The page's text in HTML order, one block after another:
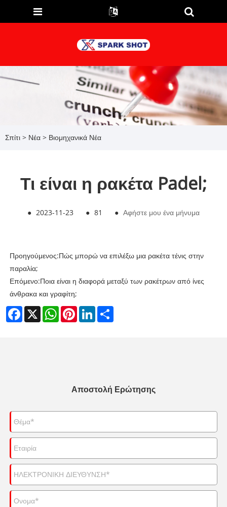
Σπίτι > Νέα > Βιομηχανικά Νέα
Τι είναι η ρακέτα Padel;
● 2023-11-23 ● 81 ● Αφήστε μου ένα μήνυμα
Προηγούμενος:Πώς μπορώ να επιλέξω μια ρακέτα τένις στην
παραλία;
Επόμενο:Ποια είναι η διαφορά μεταξύ των ρακέτρων από ίνες
άνθρακα και γραφίτη;
Facebook
X WhatsAppPinterestLinkedIn
Αποστολή Ερώτησης